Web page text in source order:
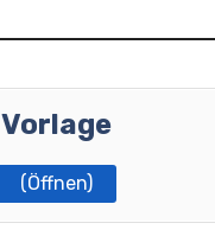
Vorlage
(Öffnen)